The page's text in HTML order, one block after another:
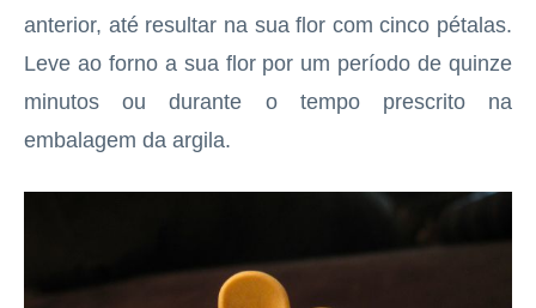
anterior, até resultar na sua flor com cinco pétalas.
Leve ao forno a sua flor por um período de quinze
minutos ou durante o tempo prescrito na
embalagem da argila.